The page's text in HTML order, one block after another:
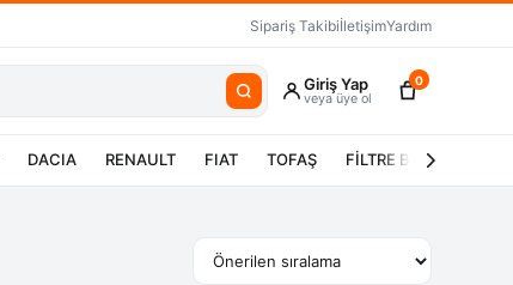
Sipariş TakibiİletişimYardım
Giriş Yap
veya üye ol
0
DACIA RENAULT FIAT TOFAŞ FİLTRE BAKIM